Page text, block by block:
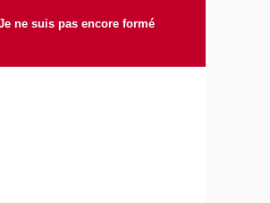
ne suis pas encore formé